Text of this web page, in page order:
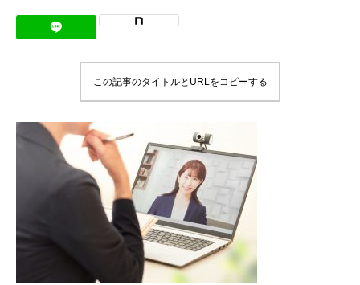
制作実績
COMPANY 会社を知る
会社概要
BUSINESS
この記事のタイトルとURLをコピーする